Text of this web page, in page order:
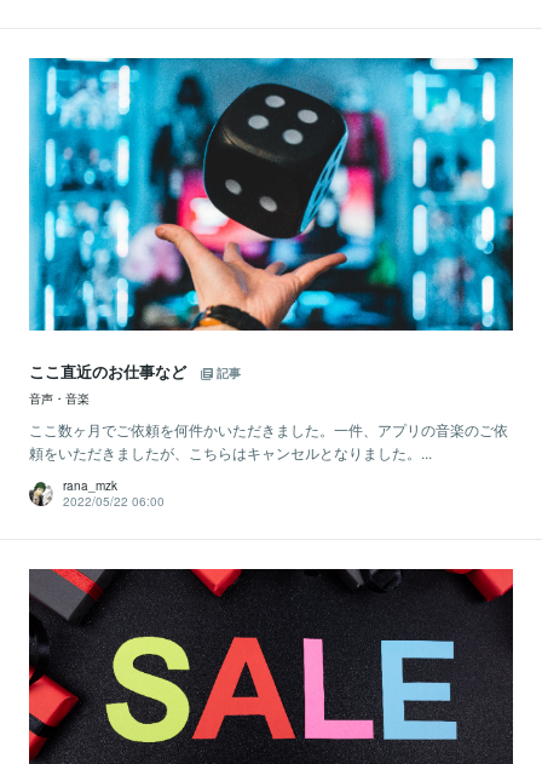
ここ直近のお仕事など
記事
音声・音楽
ここ数ヶ月でご依頼を何件かいただきました。一件、アプリの音楽のご依
頼をいただきましたが、こちらはキャンセルとなりました。...
rana_mzk
2022/05/22 06:00